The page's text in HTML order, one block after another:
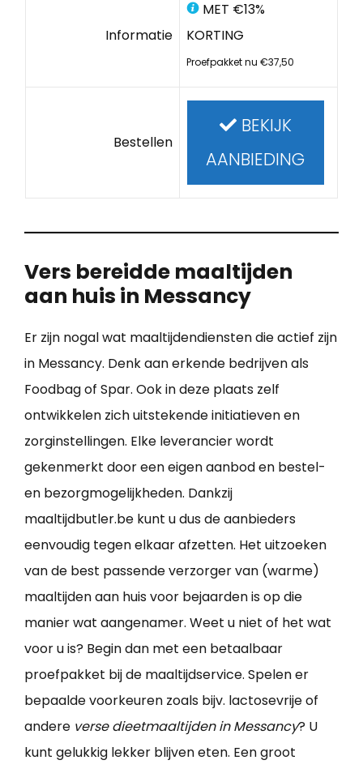
Informatie
MET €13%
KORTING
Proefpakket nu €37,50
Bestellen
BEKIJK
AANBIEDING
Vers bereidde maaltijden
aan huis in Messancy
Er zijn nogal wat maaltijdendiensten die actief zijn
in Messancy. Denk aan erkende bedrijven als
Foodbag of Spar. Ook in deze plaats zelf
ontwikkelen zich uitstekende initiatieven en
zorginstellingen. Elke leverancier wordt
gekenmerkt door een eigen aanbod en bestel-
en bezorgmogelijkheden. Dankzij
maaltijdbutler.be kunt u dus de aanbieders
eenvoudig tegen elkaar afzetten. Het uitzoeken
van de best passende verzorger van (warme)
maaltijden aan huis voor bejaarden is op die
manier wat aangenamer. Weet u niet of het wat
voor u is? Begin dan met een betaalbaar
proefpakket bij de maaltijdservice. Spelen er
bepaalde voorkeuren zoals bijv. lactosevrije of
andere verse dieetmaaltijden in Messancy? U
kunt gelukkig lekker blijven eten. Een groot